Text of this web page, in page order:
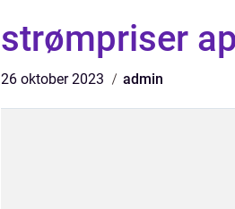
strømpriser
26 oktober 2023 admin